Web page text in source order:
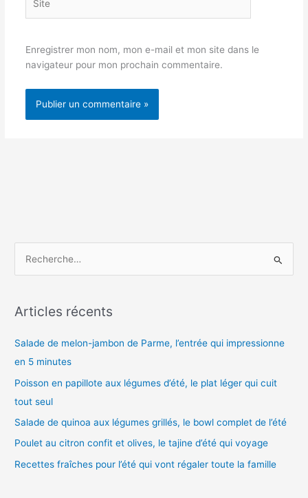
Enregistrer mon nom, mon e-mail et mon site dans le
navigateur pour mon prochain commentaire.
h
r
c
h
e
r
Articles récents
Salade de melon-jambon de Parme, l’entrée qui impressionne
en 5 minutes
Poisson en papillote aux légumes d’été, le plat léger qui cuit
tout seul
Salade de quinoa aux légumes grillés, le bowl complet de l’été
Poulet au citron confit et olives, le tajine d’été qui voyage
Recettes fraîches pour l’été qui vont régaler toute la famille